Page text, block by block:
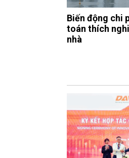
Biến động chi
toán thích
nhà